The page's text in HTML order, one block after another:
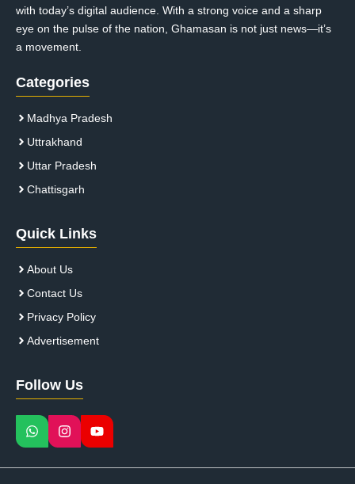
with today’s digital audience. With a strong voice and a sharp
eye on the pulse of the nation, Ghamasan is not just news—it’s
a movement.
Categories
Madhya Pradesh
Uttrakhand
Uttar Pradesh
Chattisgarh
Quick Links
About Us
Contact Us
Privacy Policy
Advertisement
Follow Us